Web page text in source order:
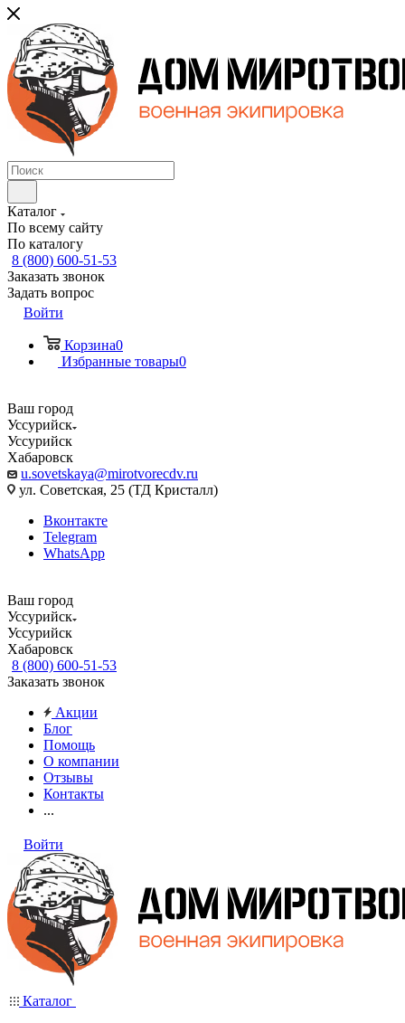
Каталог
По всему сайту
По каталогу
8 (800) 600-51-53
Заказать звонок
Задать вопрос
Войти
Корзина0
Избранные товары0
Ваш город
Уссурийск
Уссурийск
Хабаровск
u.sovetskaya@mirotvorecdv.ru
ул. Советская, 25 (ТД Кристалл)
Вконтакте
Telegram
WhatsApp
Ваш город
Уссурийск
Уссурийск
Хабаровск
8 (800) 600-51-53
Заказать звонок
Акции
Блог
Помощь
О компании
Отзывы
Контакты
...
Войти
Каталог